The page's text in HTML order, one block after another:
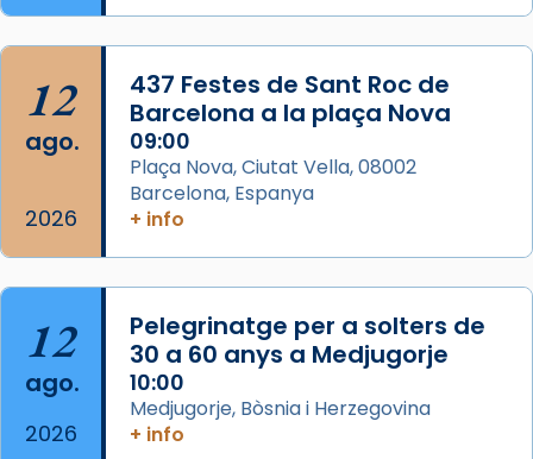
que les santes són filles de l’antiga Iluro.
Mataró en reivindicarà les relíq
Foto
View on Facebook · Share
12
ago.
2026
437 Festes de Sant Roc de
Barcelona a la plaça Nova
09:00
Plaça Nova, Ciutat Vella, 08002
Barcelona, Espanya
+ info
12
ago.
2026
Pelegrinatge per a solters de
30 a 60 anys a Medjugorje
10:00
Medjugorje, Bòsnia i Herzegovina
+ info